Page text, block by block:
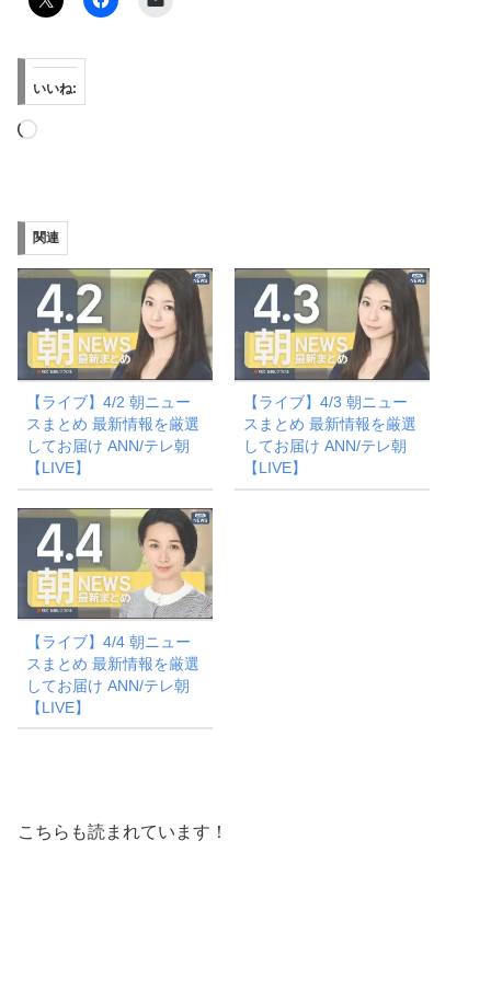
いいね:
読
み
中…
関連
【ライブ】4/2 朝ニュー
スまとめ 最新情報を厳選
してお届け ANN/テレ朝
【LIVE】
【ライブ】4/3 朝ニュー
スまとめ 最新情報を厳選
してお届け ANN/テレ朝
【LIVE】
【ライブ】4/4 朝ニュー
スまとめ 最新情報を厳選
してお届け ANN/テレ朝
【LIVE】
こちらも読まれています！